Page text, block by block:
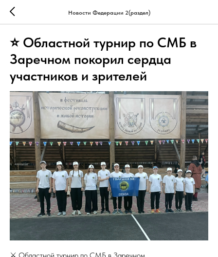
Новости Федерации 2(раздел)
⭐ Областной турнир по СМБ в
Заречном покорил сердца
участников и зрителей